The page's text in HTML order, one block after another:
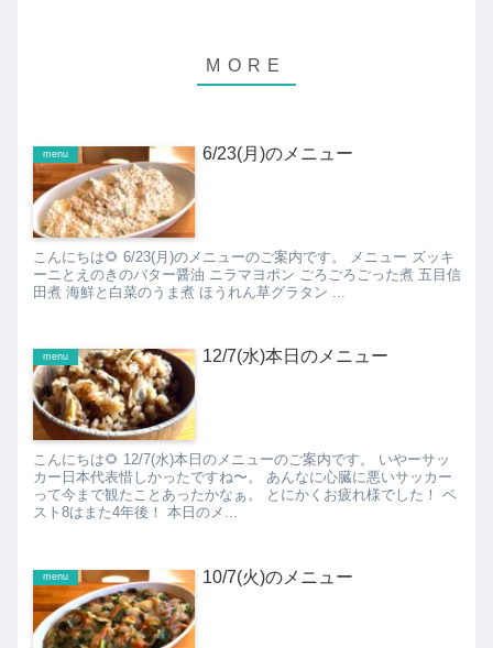
menu 6/23(月)のメニュー
こんにちは🌻 6/23(月)のメニューのご案内です。 メニュー ズッキ
ーニとえのきのバター醤油 ニラマヨポン ごろごろごった煮 五目信
田煮 海鮮と白菜のうま煮 ほうれん草グラタン ...
menu 12/7(水)本日のメニュー
こんにちは🌻 12/7(水)本日のメニューのご案内です。 いやーサッ
カー日本代表惜しかったですね〜。 あんなに心臓に悪いサッカー
って今まで観たことあったかなぁ。 とにかくお疲れ様でした！ ベ
スト8はまた4年後！ 本日のメ...
menu 10/7(火)のメニュー